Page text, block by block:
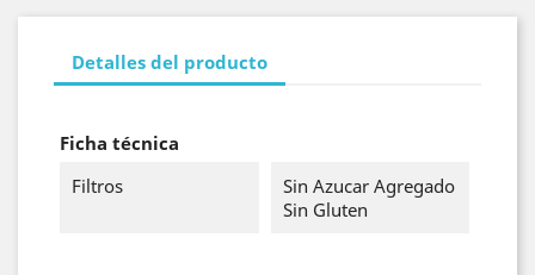
Detalles del producto
Ficha técnica
Filtros
Sin Azucar Agregado
Sin Gluten